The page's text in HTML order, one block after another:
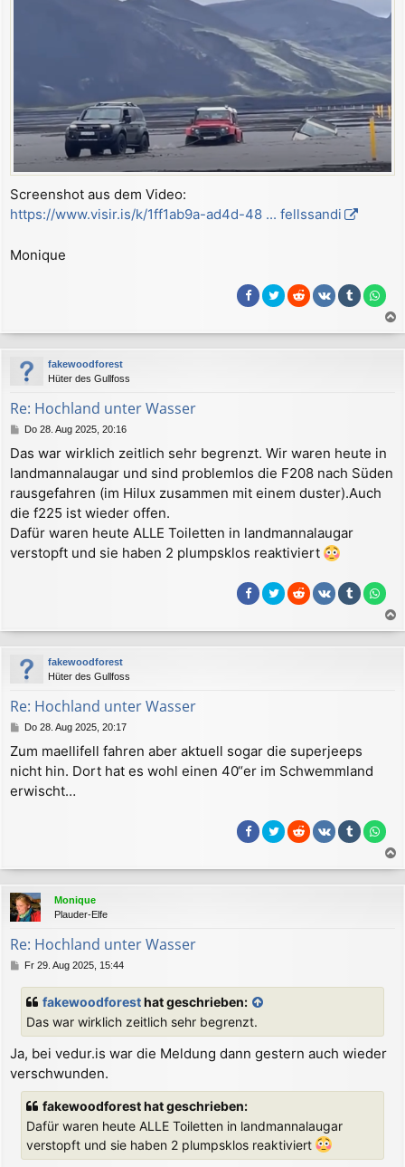
Screenshot aus dem Video:
https://www.visir.is/k/1ff1ab9a-ad4d-48 ... fellssandi
Monique
a
c
fakewoodforest
Hüter des Gullfoss
Re: Hochland unter Wasser
B
i
t
a
g
Do 28. Aug 2025, 20:16
Das war wirklich zeitlich sehr begrenzt. Wir waren heute in
landmannalaugar und sind problemlos die F208 nach Süden
rausgefahren (im Hilux zusammen mit einem duster).Auch
die f225 ist wieder offen.
Dafür waren heute ALLE Toiletten in landmannalaugar
verstopft und sie haben 2 plumpsklos reaktiviert
a
c
fakewoodforest
Hüter des Gullfoss
Re: Hochland unter Wasser
B
i
t
a
Do 28. Aug 2025, 20:17
Zum maellifell fahren aber aktuell sogar die superjeeps
nicht hin. Dort hat es wohl einen 40“er im Schwemmland
erwischt…
a
c
Monique
Plauder-Elfe
Re: Hochland unter Wasser
B
a
g
Fr 29. Aug 2025, 15:44
fakewoodforesthat geschrieben:
Das war wirklich zeitlich sehr begrenzt.
Ja, bei vedur.is war die Meldung dann gestern auch wieder
verschwunden.
fakewoodforest hat geschrieben:
Dafür waren heute ALLE Toiletten in landmannalaugar
verstopft und sie haben 2 plumpsklos reaktiviert